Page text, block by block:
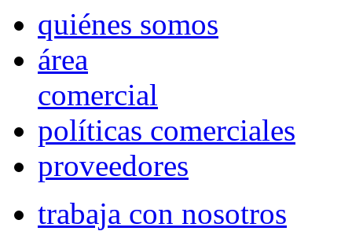
quiénes somos
área
comercial
políticas comerciales
proveedores
trabaja con nosotros